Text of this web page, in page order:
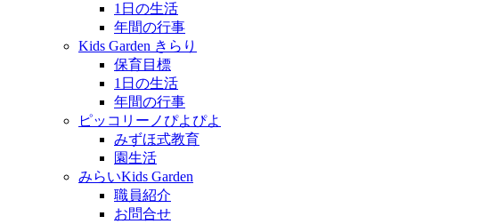
1日の生活
年間の行事
Kids Garden きらり
保育目標
1日の生活
年間の行事
ピッコリーノぴよぴよ
みずほ式教育
園生活
みらいKids Garden
職員紹介
お問合せ